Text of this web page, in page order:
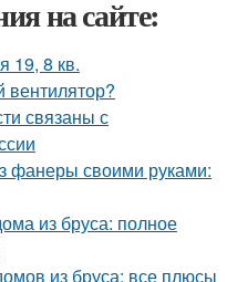
на сайте:
19, 8 кв.
вентилятор?
связаны с
фанеры своими руками:
из бруса: полное
из бруса: все плюсы